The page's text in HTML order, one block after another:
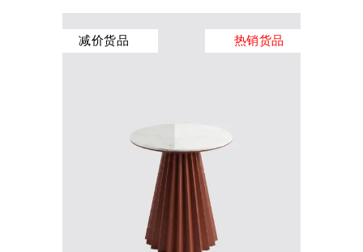
减价货品 热销货品